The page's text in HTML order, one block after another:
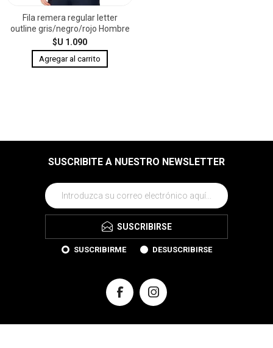
Fila remera regular letter
outline gris/negro/rojo Hombre
$U 1.090
SUSCRIBITE A NUESTRO NEWSLETTER
SUSCRIBIRSE
SUSCRIBIRME DESUSCRIBIRSE